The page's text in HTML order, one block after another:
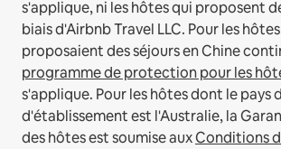
s'applique, ni les hôtes qui proposent
biais d'Airbnb Travel LLC. Pour les
proposaient des séjours en Chine
programme de protection pour les
s'applique. Pour les hôtes dont le pays
d'établissement est l'Australie, la
des hôtes est soumise auxConditions